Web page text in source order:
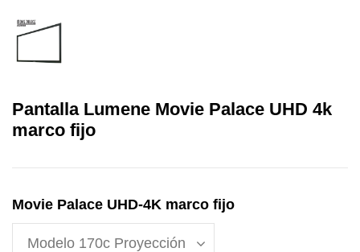
Pantalla Lumene Movie Palace UHD 4k
marco fijo
Movie Palace UHD-4K marco fijo